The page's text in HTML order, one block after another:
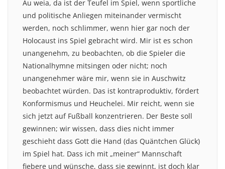
Au weia, da ist der Teufel im Spiel, wenn sportliche
und politische Anliegen miteinander vermischt
werden, noch schlimmer, wenn hier gar noch der
Holocaust ins Spiel gebracht wird. Mir ist es schon
unangenehm, zu beobachten, ob die Spieler die
Nationalhymne mitsingen oder nicht; noch
unangenehmer wäre mir, wenn sie in Auschwitz
beobachtet würden. Das ist kontraproduktiv, fördert
Konformismus und Heuchelei. Mir reicht, wenn sie
sich jetzt auf Fußball konzentrieren. Der Beste soll
gewinnen; wir wissen, dass dies nicht immer
geschieht dass Gott die Hand (das Quäntchen Glück)
im Spiel hat. Dass ich mit „meiner“ Mannschaft
fiebere und wünsche, dass sie gewinnt, ist doch klar